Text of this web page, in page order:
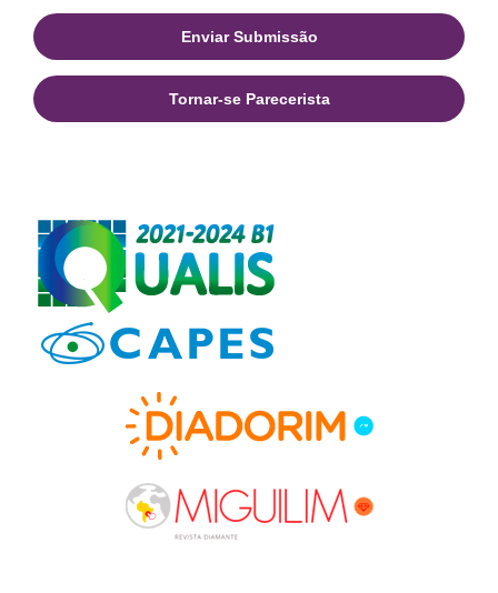
Enviar Submissão
Tornar-se Parecerista